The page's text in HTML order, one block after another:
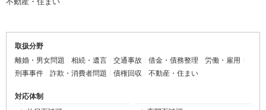
取扱分野
離婚・男女問題
相続・遺言 交通事故 借金・債務整理
労働・雇用
刑事事件
詐欺・消費者問題 債権回収 不動産・住まい
対応体制